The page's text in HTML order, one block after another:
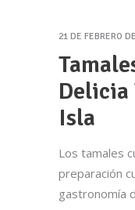
21 DE FEBRERO
Delicia
Isla
Los tamales
preparación
gastronomía